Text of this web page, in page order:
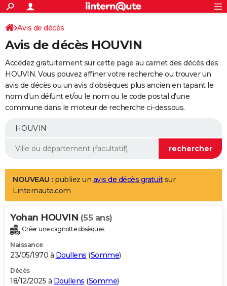
ACTUALITÉS
Politique
Société
Faits Divers
Education
Monde
Villes
+
SPORT
Coupe du monde 2026
Football
Tennis
Cyclisme
Rugby
Forum
Programme TV
TNT
Streaming
Cinéma
Sorties cinéma
Musique
+
FINANCE
Retraite
Epargne
Immobilier
Risques naturels par ville
Banque
Assurance
AUTO
Essais
Réserver un essai
Citadines
Berlines
SUV
Forum auto
+
Mobiles
Meilleur smartphone
Internet
Ordinateurs
Jeux vidéo
Guide high-tech
Aménagement intérieur
LIFESTYLE
Art de vivre
Bien-être
Loisirs
Mode
Modes de vie
Alimentation
Guide de la santé
Maladies
Médicaments
Sommeil
VOYAGE
Destinations
City break
Voyage nature
Voyage de noces
Forum
Climat
+PHOTO
GUIDES D'ACHAT
BONS PLANS
Avis de décès
Avis de décès HOUVIN
Accédez gratuitement sur cette page au carnet des décès des
HOUVIN. Vous pouvez affiner votre recherche ou trouver un
avis de décès ou un avis d'obsèques plus ancien en tapant le
nom d'un défunt et/ou le nom ou le code postal d'une
commune dans le moteur de recherche ci-dessous.
NOUVEAU : publiez un avis de décès gratuitsur
Linternaute.com
Yohan HOUVIN (55 ans)
Créer une cagnotte obsèques
Naissance
23/05/1970 à Doullens (Somme)
Décès
18/12/2025 à Doullens (Somme)